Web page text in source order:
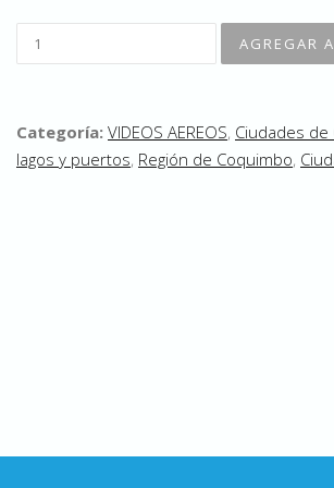
Categoría: VIDEOS AEREOS, Ciudades de
lagos y puertos, Región de Coquimbo,